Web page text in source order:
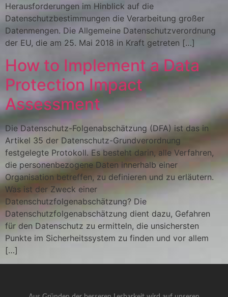
Herausforderungen im Hinblick auf die
Datenschutzbestimmungen die Verarbeitung großer
Datenmengen. Die Allgemeine Datenschutzverordnung
der EU, die am 25. Mai 2018 in Kraft getreten […]
How to Implement a Data
Protection Impact
Assessment
Die Datenschutz-Folgenabschätzung (DFA) ist das in
Artikel 35 der Datenschutz-Grundverordnung
festgelegte Protokoll. Es besteht darin, alle Verfahren,
die personenbezogene Daten innerhalb einer
Organisation betreffen, zu definieren und zu erläutern.
Was ist der Zweck einer
Datenschutzfolgenabschätzung? Die
Datenschutzfolgenabschätzung dient dazu, Gefahren
für den Datenschutz zu ermitteln, die unsichersten
Punkte im Sicherheitssystem zu finden und vor allem
[…]